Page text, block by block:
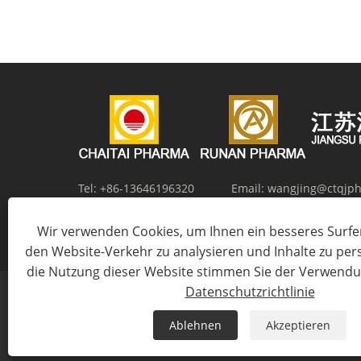
Tel: +86-13646196320 Email:
Huaian, Provinz Jiangsu, China
Wir verwenden Cookies, um Ihnen ein besseres
den Website-Verkehr zu analysieren und Inhalte zu
die Nutzung dieser Website stimmen Sie der
Datenschutzrichtlinie
Ablehnen Akzeptieren